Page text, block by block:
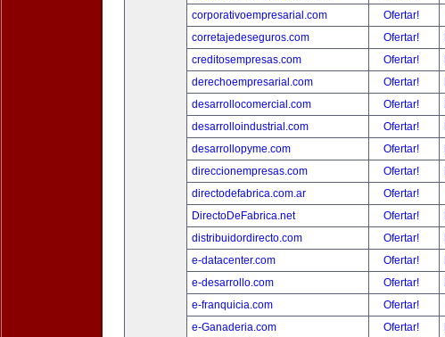
corporativoempresarial.com
Ofertar!
corretajedeseguros.com
Ofertar!
creditosempresas.com
Ofertar!
derechoempresarial.com
Ofertar!
desarrollocomercial.com
Ofertar!
desarrolloindustrial.com
Ofertar!
desarrollopyme.com
Ofertar!
direccionempresas.com
Ofertar!
directodefabrica.com.ar
Ofertar!
DirectoDeFabrica.net
Ofertar!
distribuidordirecto.com
Ofertar!
e-datacenter.com
Ofertar!
e-desarrollo.com
Ofertar!
e-franquicia.com
Ofertar!
e-Ganaderia.com
Ofertar!